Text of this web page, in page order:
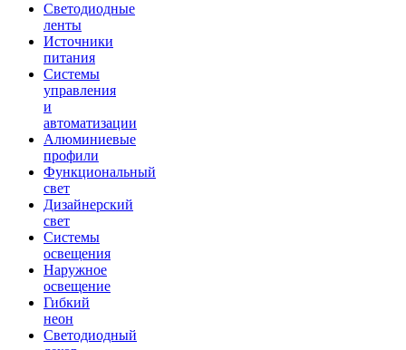
Светодиодные
ленты
Источники
питания
Системы
управления
и
автоматизации
Алюминиевые
профили
Функциональный
свет
Дизайнерский
свет
Системы
освещения
Наружное
освещение
Гибкий
неон
Светодиодный